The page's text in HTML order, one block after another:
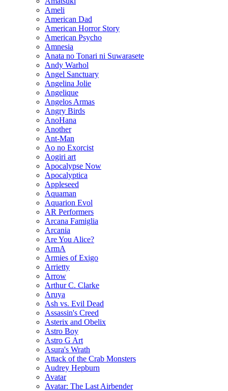
Ameli
American Dad
American Horror Story
American Psycho
Amnesia
Anata no Tonari ni Suwarasete
Andy Warhol
Angel Sanctuary
Angelina Jolie
Angelique
Angelos Armas
Angry Birds
AnoHana
Another
Ant-Man
Ao no Exorcist
Aogiri art
Apocalypse Now
Apocalyptica
Appleseed
Aquaman
Aquarion Evol
AR Performers
Arcana Famiglia
Arcania
Are You Alice?
ArmA
Armies of Exigo
Arrietty
Arrow
Arthur C. Clarke
Aruya
Ash vs. Evil Dead
Assassin's Creed
Asterix and Obelix
Astro Boy
Astro G Art
Asura's Wrath
Attack of the Crab Monsters
Audrey Hepburn
Avatar
Avatar: The Last Airbender